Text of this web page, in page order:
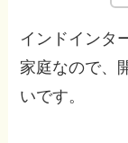
インドインタ
家庭なので、
いです。